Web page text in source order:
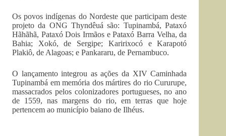
Os povos indígenas do Nordeste que participam deste
projeto da ONG Thyndêuá são: Tupinambá, Pataxó
Hãhãhã, Pataxó Dois Irmãos e Pataxó Barra Velha, da
Bahia; Xokó, de Sergipe; Karirixocó e Karapotó
Plakiô, de Alagoas; e Pankararu, de Pernambuco.
O lançamento integrou as ações da XIV Caminhada
Tupinambá em memória dos mártires do rio Cururupe,
massacrados pelos colonizadores portugueses, no ano
de 1559, nas margens do rio, em terras que hoje
pertencem ao município baiano de Ilhéus.